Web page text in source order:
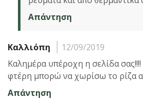
Απάντηση
Καλλιόπη
12/09/2019
Καλημέρα υπέροχη η σελίδα
φτέρη μπορώ να χωρίσω το ρίζα
Απάντηση